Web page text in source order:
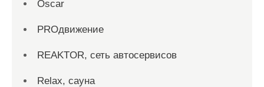
Oscar
PROдвижение
REAKTOR, сеть автосервисов
Relax, сауна